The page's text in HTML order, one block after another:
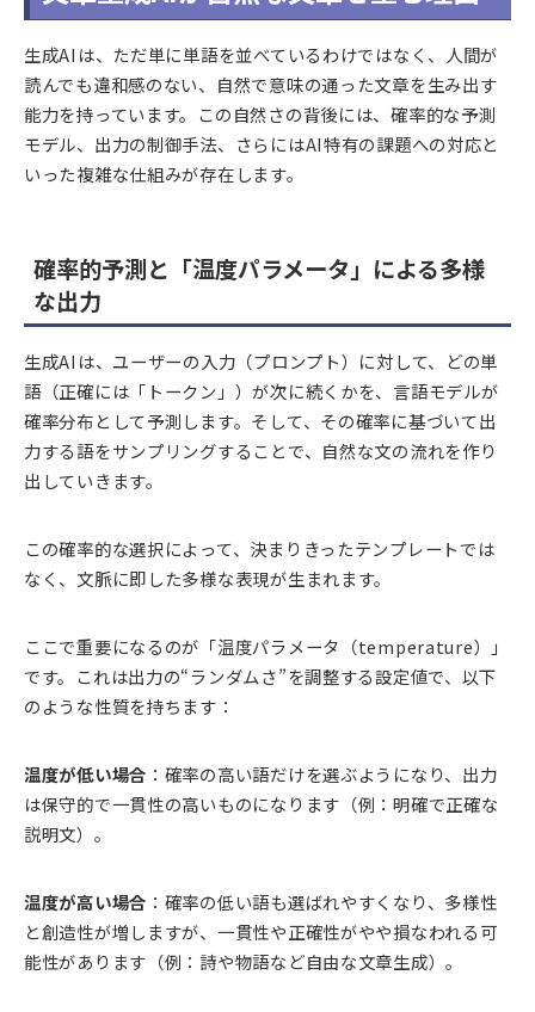
生成AIは、ただ単に単語を並べているわけではなく、人間が
読んでも違和感のない、自然で意味の通った文章を生み出す
能力を持っています。この自然さの背後には、確率的な予測
モデル、出力の制御手法、さらにはAI特有の課題への対応と
いった複雑な仕組みが存在します。
確率的予測と「温度パラメータ」による多様
な出力
生成AIは、ユーザーの入力（プロンプト）に対して、どの単
語（正確には「トークン」）が次に続くかを、言語モデルが
確率分布として予測します。そして、その確率に基づいて出
力する語をサンプリングすることで、自然な文の流れを作り
出していきます。
この確率的な選択によって、決まりきったテンプレートでは
なく、文脈に即した多様な表現が生まれます。
ここで重要になるのが「温度パラメータ（temperature）」
です。これは出力の“ランダムさ”を調整する設定値で、以下
のような性質を持ちます：
温度が低い場合 ：確率の高い語だけを選ぶようになり、出力
は保守的で一貫性の高いものになります（例：明確で正確な
説明文）。
温度が高い場合 ：確率の低い語も選ばれやすくなり、多様性
と創造性が増しますが、一貫性や正確性がやや損なわれる可
能性があります（例：詩や物語など自由な文章生成）。